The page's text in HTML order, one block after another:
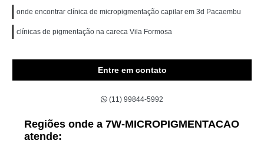
onde encontrar clínica de micropigmentação capilar em 3d Pacaembu
clínicas de pigmentação na careca Vila Formosa
Entre em contato
(11) 99844-5992
Regiões onde a 7W-MICROPIGMENTACAO
atende: